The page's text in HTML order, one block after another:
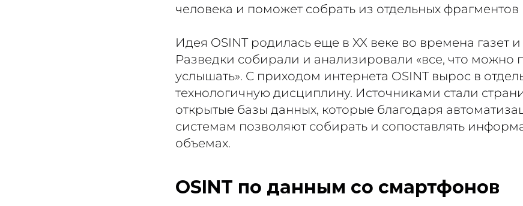
человека и поможет собрать из отдельных фрагментов
Идея OSINT родилась еще в XX веке во времена газет
Разведки собирали и анализировали «все, что можно
услышать». С приходом интернета OSINT вырос в
технологичную дисциплину. Источниками стали
открытые базы данных, которые благодаря
системам позволяют собирать и сопоставлять
объемах.
OSINT по данным со смартфонов